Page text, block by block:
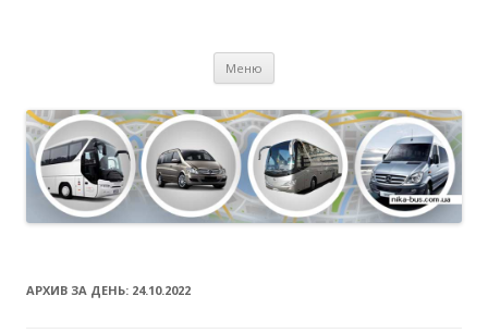
Меню
АРХИВ ЗА ДЕНЬ: 24.10.2022